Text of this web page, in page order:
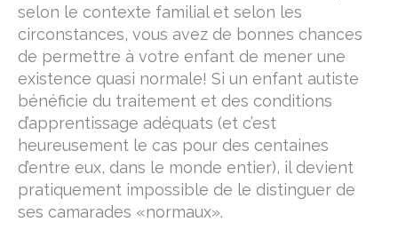
selon le contexte familial et selon les
circonstances, vous avez de bonnes chances
de permettre à votre enfant de mener une
existence quasi normale! Si un enfant autiste
bénéficie du traitement et des conditions
d’apprentissage adéquats (et c’est
heureusement le cas pour des centaines
d’entre eux, dans le monde entier), il devient
pratiquement impossible de le distinguer de
ses camarades «normaux».